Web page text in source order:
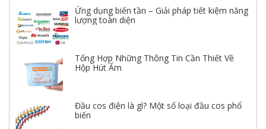
Ứng dụng biến tần – Giải pháp tiết kiệm năng
lượng toàn diện
Tổng Hợp Những Thông Tin Cần Thiết Về
Hộp Hút Ẩm
Đầu cos điện là gì? Một số loại đầu cos phổ
biến